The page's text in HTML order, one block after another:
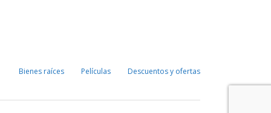
Bienes raíces Películas Descuentos y ofertas